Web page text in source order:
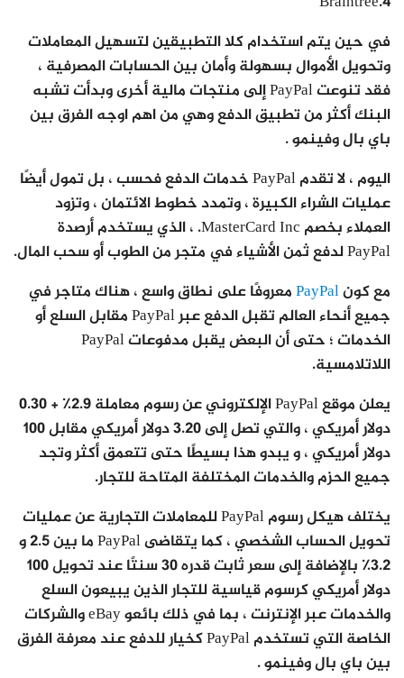
في حين يتم استخدام كلا التطبيقين لتسهيل المعاملات
وتحويل الأموال بسهولة وأمان بين الحسابات المصرفية ،
فقد تنوعت PayPal إلى منتجات مالية أخرى وبدأت تشبه
البنك أكثر من تطبيق الدفع وهي من اهم اوجه الفرق بين
باي بال وفينمو .
اليوم ، لا تقدم PayPal خدمات الدفع فحسب ، بل تمول أيضًا
عمليات الشراء الكبيرة ، وتمدد خطوط الائتمان ، وتزود
العملاء بخصم MasterCard Inc. ، الذي يستخدم أرصدة
PayPal لدفع ثمن الأشياء في متجر من الطوب أو سحب المال.
مع كونPayPalمعروفًا على نطاق واسع ، هناك متاجر في
جميع أنحاء العالم تقبل الدفع عبر PayPal مقابل السلع أو
الخدمات ؛ حتى أن البعض يقبل مدفوعات PayPal
اللاتلامسية.
يعلن موقع PayPal الإلكتروني عن رسوم معاملة 2.9٪ + 0.30
دولار أمريكي ، والتي تصل إلى 3.20 دولار أمريكي مقابل 100
دولار أمريكي ، و يبدو هذا بسيطًا حتى تتعمق أكثر وتجد
جميع الحزم والخدمات المختلفة المتاحة للتجار.
يختلف هيكل رسوم PayPal للمعاملات التجارية عن عمليات
تحويل الحساب الشخصي ، كما يتقاضى PayPal ما بين 2.5 و
3.2٪ بالإضافة إلى سعر ثابت قدره 30 سنتًا عند تحويل 100
دولار أمريكي كرسوم قياسية للتجار الذين يبيعون السلع
والخدمات عبر الإنترنت ، بما في ذلك بائعو eBay والشركات
الخاصة التي تستخدم PayPal كخيار للدفع عند معرفة الفرق
بين باي بال وفينمو .